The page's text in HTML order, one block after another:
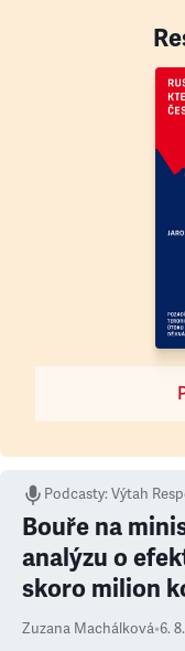
Podcasty:Výtah
Bouře na
analýzu o
skoro milion
Zuzana Machálková•6.